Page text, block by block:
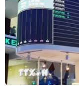
trên bản đồ
24/09/2025 09:56
Sở hữu nhiều lợi
Tây Ninh đang nổi
năng của du lịch